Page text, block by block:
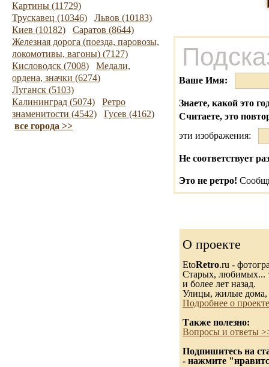
Картины (11729)
Трускавец (10346)
Львов (10183)
Киев (10182)
Саратов (8644)
Железная дорога (поезда, паровозы,
локомотивы, вагоны) (7127)
Кисловодск (7008)
Медали,
ордена, значки (6274)
Луганск (5103)
Калининград (5074)
Ретро
знаменитости (4542)
Гусев (4162)
все города >>
Ваше Имя:
Знаете, какой это
Считаете, это
эти изображения:
Не соответствует
Это не ретро!
О проекте
EtoRetro.ru -
Старых, любимых...
и более лет назад.
Улицы, жилые дома,
Подробнее о
Также полезно:
Вопросы и ответы
Подпишитесь на
- нажмите